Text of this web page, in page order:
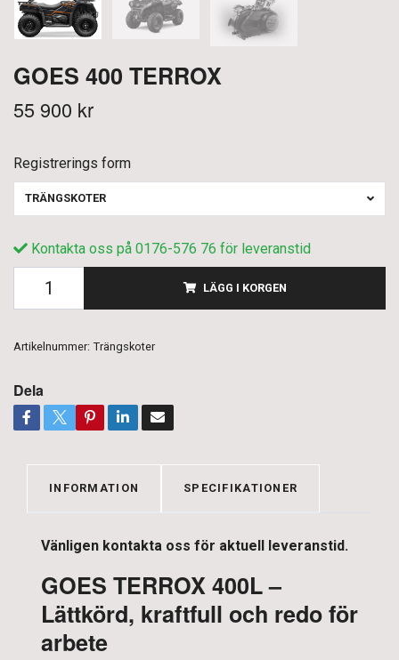
GOES 400 TERROX
55 900 kr
Registrerings form
TRÄNGSKOTER
Kontakta oss på 0176-576 76 för leveranstid
LÄGG I KORGEN
Artikelnummer: Trängskoter
Dela
INFORMATION SPECIFIKATIONER
Vänligen kontakta oss för aktuell leveranstid.
GOES TERROX 400L –
Lättkörd, kraftfull och redo för
arbete